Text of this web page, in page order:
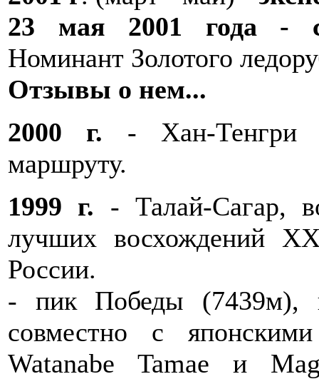
23 мая 2001 года -
Номинант Золотого
Отзывы о нем...
2000 г. - Хан-Тенгри
маршруту.
1999 г. - Талай-Сагар,
лучших восхождений
России.
- пик Победы (7439м),
совместно с
Watanabe Tamae и